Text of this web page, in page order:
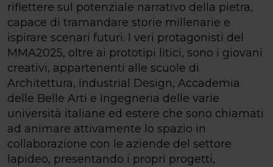
riflettere sul potenziale narrativo della pietra,
capace di tramandare storie millenarie e
ispirare scenari futuri. I veri protagonisti del
MMA2025, oltre ai prototipi litici, sono i giovani
creativi, appartenenti alle scuole di
Architettura, Industrial Design, Accademia
delle Belle Arti e Ingegneria delle varie
università italiane ed estere che sono chiamati
ad animare attivamente lo spazio in
collaborazione con le aziende del settore
lapideo, presentando i propri progetti,